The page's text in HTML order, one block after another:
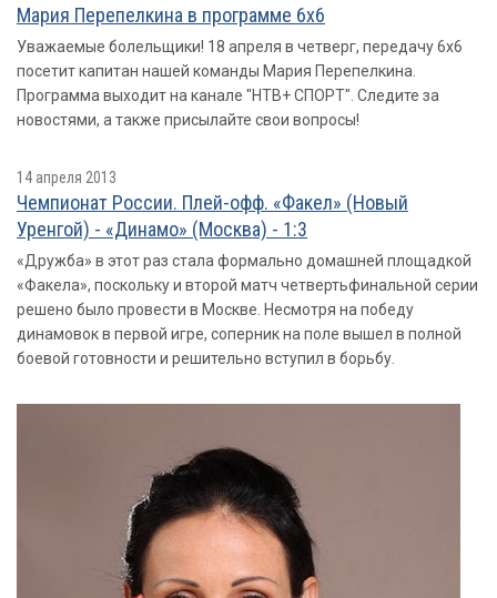
Мария Перепелкина в программе 6х6
Уважаемые болельщики! 18 апреля в четверг, передачу 6х6
посетит капитан нашей команды Мария Перепелкина.
Программа выходит на канале "НТВ+ СПОРТ". Следите за
новостями, а также присылайте свои вопросы!
14 апреля 2013
Чемпионат России. Плей-офф. «Факел» (Новый
Уренгой) - «Динамо» (Москва) - 1:3
«Дружба» в этот раз стала формально домашней площадкой
«Факела», поскольку и второй матч четвертьфинальной серии
решено было провести в Москве. Несмотря на победу
динамовок в первой игре, соперник на поле вышел в полной
боевой готовности и решительно вступил в борьбу.